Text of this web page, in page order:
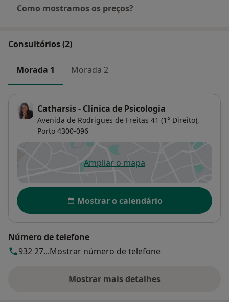
Como mostramos os preços?
Consultórios (2)
Morada 1 Morada 2
Catharsis - Clínica de Psicologia
Avenida de Rodrigues de Freitas 41 (1° Direito),
Porto 4300-096
Ampliar o mapaabre num novo separador
Disponibilidade
Mostrar o calendário
Número de telefone
932 27...Mostrar número de telefone
Mostrar mais detalhes
sobre o endereço